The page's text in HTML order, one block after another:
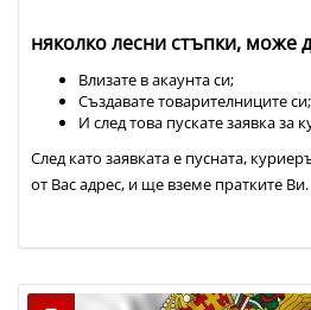
няколко лесни стъпки, може
Влизате в акаунта си;
Създавате товарителниците си;
И след това пускате заявка за
След като заявката е пусната,
от Вас адрес, и ще вземе пратките Ви.